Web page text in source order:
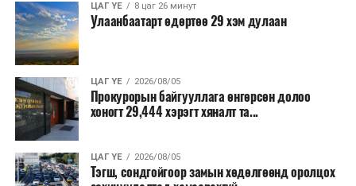
ЦАГ ҮЕ 8 цаг 26 минут
Улаанбаатарт өдөртөө 29 хэм дулаан
ЦАГ ҮЕ 2026/08/05
Прокурорын байгууллага өнгөрсөн долоо
хоногт 29,444 хэрэгт хяналт та...
ЦАГ ҮЕ 2026/08/05
Тэгш, сондгойгоор замын хөдөлгөөнд оролцох